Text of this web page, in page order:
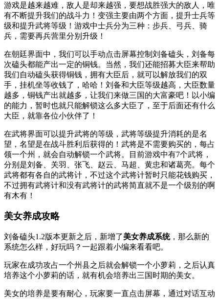
游戏是越来越难，敌人是却来越强，要想战胜强大的敌人，唯
有不断提升我们的战斗力！变强主要由两个方面，提升士兵等
级和提升武将等级！游戏中士兵分为三种：步兵、弓兵、骑
兵，需要再兵营里分别升级！
在朝廷界面中，我们可以手动点击屏幕控制刘备磕头，刘备每
次磕头都能产出一定的铜钱。当然，我们还能招募大臣来帮助
我们自动磕头获得铜钱，拥有大臣后，就可以解放我们的双
手，挂机坐等收钱了，哈哈！刘备和大臣等级越高，大臣数量
越多，铜钱产出就越多，让我们来做三国的大富豪吧！以小编
的能力，暂时也就只能解锁这么多大臣了，至于后面还有什么
大臣，就靠各位小伙伴了！
在武将界面可以提升武将的等级，武将等级提升消耗的是名
望，名望是在战斗胜利后获得的！武将是不需要购买的，每占
领一个州，就会自动解锁一个武将。目前游戏中有7个武将，
分别是刘备、关羽、张飞、赵云、马超、黄忠和诸葛亮。每个
武将都有各自的武将计，不过这个武将计暂时只能花钱购买，
不过拥有武将计和没有武将计的武将简直就不是一个级别的啊
有木有！
美女养成攻略
刘备磕头1.2版本更新之后，新增了美女养成系统，那么新的
系统怎么样，好玩吗？一起跟着小编来看看吧。
玩家在成功攻占一个州县之后就会解锁一个小萝莉，之后认真
培养这个小萝莉的话，就有机会培养出三国时期的美女。
美女的培养是要有耐心，玩家要一直点击屏幕，通过对话互动